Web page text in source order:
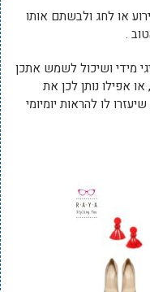
או לחג ולבשתם אותו
.
מידי ושיכול לשמש אתכן
אפילו נותן לכן את
לו להראות יומיומי